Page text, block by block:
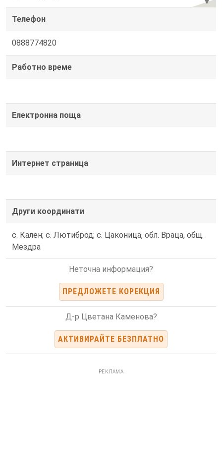
Телефон
0888774820
Работно време
Електронна поща
Интернет страница
Други координати
с. Кален; с. Лютиброд; с. Цаконица, обл. Враца, общ.
Мездра
Неточна информация?
ПРЕДЛОЖЕТЕ КОРЕКЦИЯ
Д-р Цветана Каменова?
АКТИВИРАЙТЕ БЕЗПЛАТНО
РЕКЛАМА